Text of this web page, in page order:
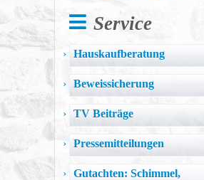
Service
Hauskaufberatung
Beweissicherung
TV Beiträge
Pressemitteilungen
Gutachten: Schimmel,